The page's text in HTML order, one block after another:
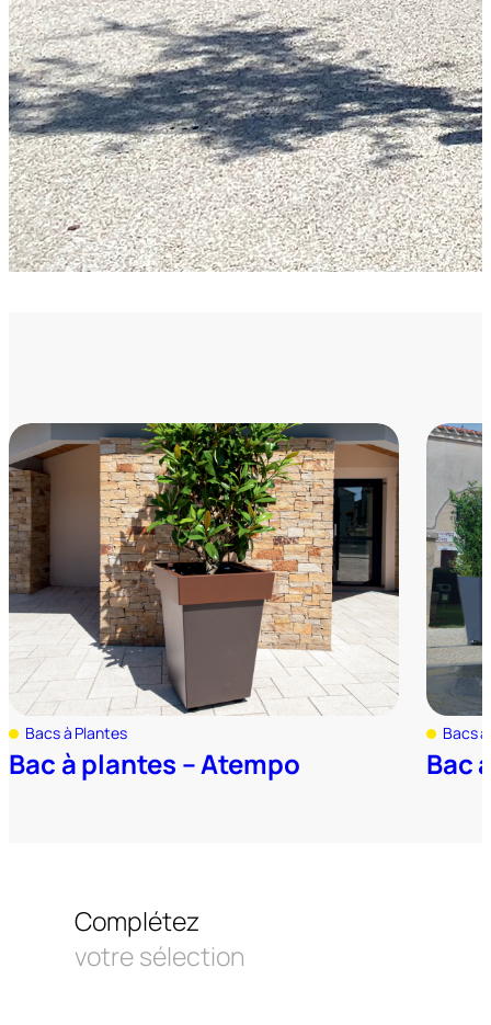
Bacs à Plantes
Bac à plantes – Atempo
Bacs
Bac
Complétez
votre sélection